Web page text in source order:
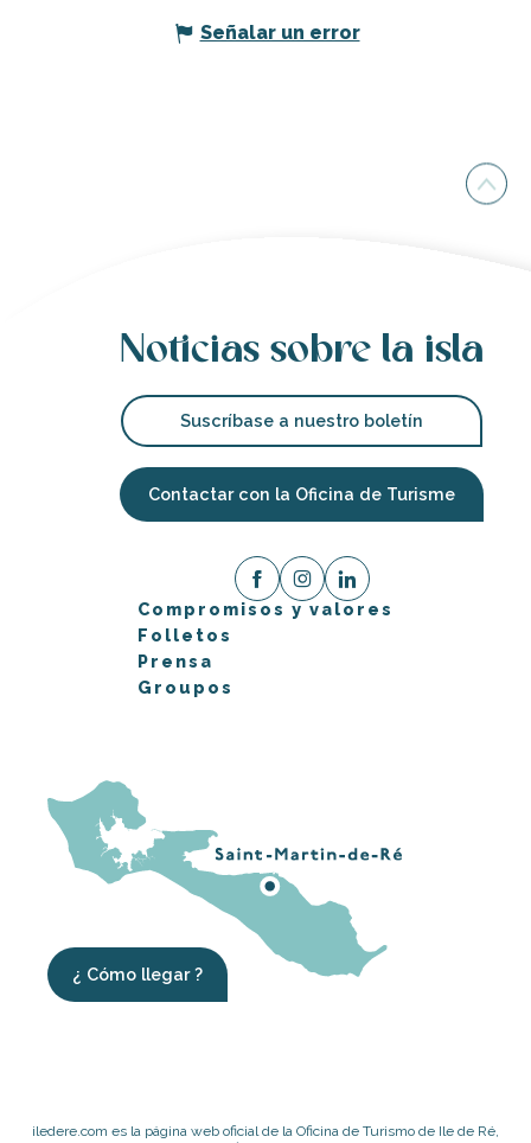
Señalar un error
Noticias sobre la isla
Suscríbase a nuestro boletín
Contactar con la Oficina de Turisme
Compromisos y valores
Folletos
Prensa
Groupos
¿ Cómo llegar ?
iledere.com es la página web oficial de la Oficina de Turismo de Ile de Ré,